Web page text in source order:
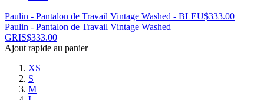
Paulin - Pantalon de Travail Vintage Washed - BLEU$333.00
Paulin - Pantalon de Travail Vintage Washed
GRIS$333.00
Ajout rapide au panier
XS
S
M